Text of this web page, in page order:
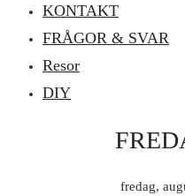
KONTAKT
FRÅGOR & SVAR
Resor
DIY
fredag,